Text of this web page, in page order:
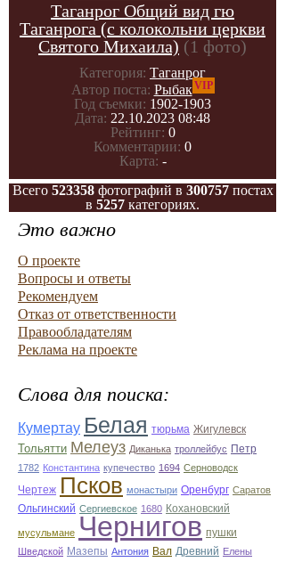
Таганрог Общий вид гю
Таганрога (с колокольни церкви
Святого Михаила) (1 фото)
Категория: Таганрог
Автор поста: РыбакVIP
Год съемки: 1902-1903
Дата: 22.10.2023 08:48
Рейтинг: 0
Комментарии: 0
Карта: -
Всего 523358фотографий в 300757постах
в 5257 категориях.
Это важно
О проекте
Вопросы и ответы
Рекомендуем
Отказ от ответственности
Правообладателям
Реклама на проекте
Слова для поиска:
Кумертау Белая тюрьма Жигулевск
Тольятти Мелеуз Диканька троллейбус Петр
1782 Константина купечество 1694 Серноводск
Чертеж Псков монастыри Оренбург Саратов
Ольгинский Сергиевское 1680 Кохановский
мусульмане Чернигов пушки
Шведской Мазепы Антония Вал Древний Елены